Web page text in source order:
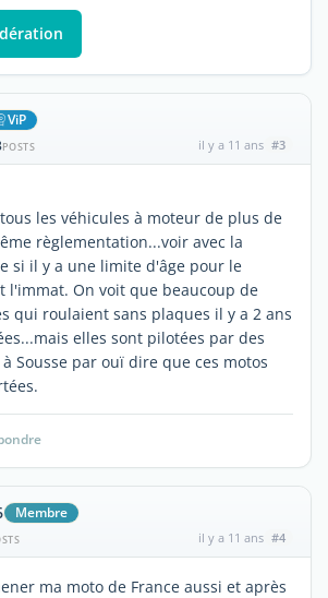
ViP
POSTS il y a 11 ans #3
les véhicules à moteur de plus de
règlementation...voir avec la
si il y a une limite d'âge pour le
l'immat. On voit que beaucoup de
qui roulaient sans plaques il y a 2 ans
elles sont pilotées par des
Sousse par ouï dire que ces motos
Membre
il y a 11 ans #4
ma moto de France aussi et après